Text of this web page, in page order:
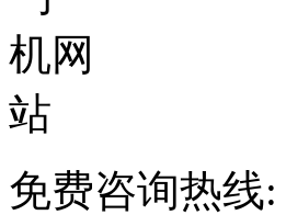
免费咨询热线: